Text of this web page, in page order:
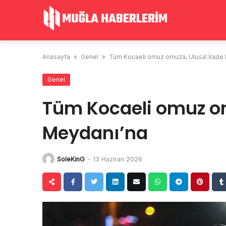
Anasayfa » Genel » Tüm Kocaeli omuz omuza, Ulusal İrade
Genel
Tüm Kocaeli omuz
Meydanı’na
SoleKinG - 13 Haziran 2026